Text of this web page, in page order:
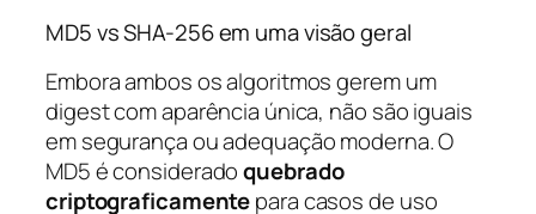
MD5 vs SHA-256 em uma visão geral
Embora ambos os algoritmos gerem um
digest com aparência única, não são iguais
em segurança ou adequação moderna. O
MD5 é consideradoquebrado
criptograficamentepara casos de uso